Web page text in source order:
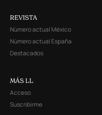
REVISTA
Número actual México
Número actual España
Destacados
MÁS LL
Acceso
Suscribirme